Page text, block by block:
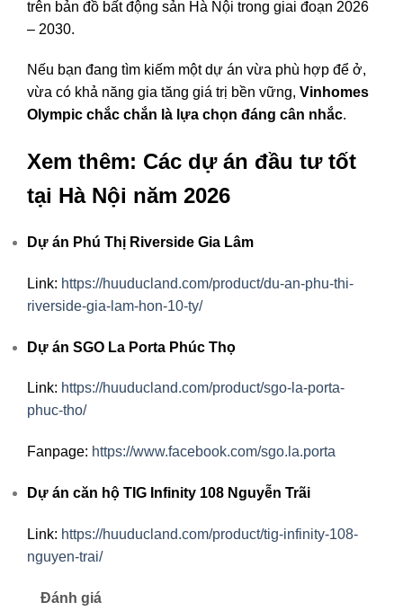
trên bản đồ bất động sản Hà Nội trong giai đoạn 2026
– 2030.
Nếu bạn đang tìm kiếm một dự án vừa phù hợp để ở,
vừa có khả năng gia tăng giá trị bền vững, Vinhomes
Olympic chắc chắn là lựa chọn đáng cân nhắc.
Xem thêm: Các dự án đầu tư tốt
tại Hà Nội năm 2026
Dự án Phú Thị Riverside Gia Lâm
Link: https://huuducland.com/product/du-an-phu-thi-
riverside-gia-lam-hon-10-ty/
Dự án SGO La Porta Phúc Thọ
Link: https://huuducland.com/product/sgo-la-porta-
phuc-tho/
Fanpage: https://www.facebook.com/sgo.la.porta
Dự án căn hộ TIG Infinity 108 Nguyễn Trãi
Link: https://huuducland.com/product/tig-infinity-108-
nguyen-trai/
Đánh giá